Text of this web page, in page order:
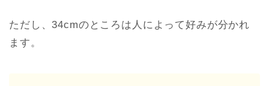
ただし、34cmのところは人によって好みが分かれ
ます。